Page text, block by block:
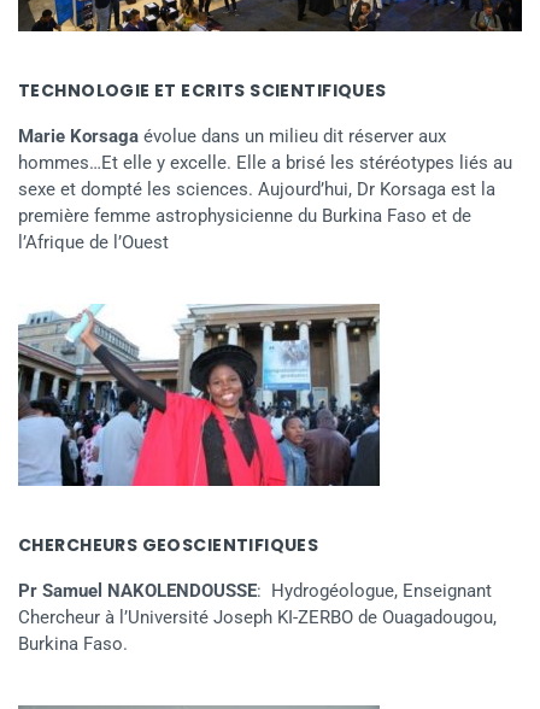
TECHNOLOGIE ET ECRITS SCIENTIFIQUES
Marie Korsaga évolue dans un milieu dit réserver aux
hommes…Et elle y excelle. Elle a brisé les stéréotypes liés au
sexe et dompté les sciences. Aujourd’hui, Dr Korsaga est la
première femme astrophysicienne du Burkina Faso et de
l’Afrique de l’Ouest
CHERCHEURS GEOSCIENTIFIQUES
Pr Samuel NAKOLENDOUSSE: Hydrogéologue, Enseignant
Chercheur à l’Université Joseph KI-ZERBO de Ouagadougou,
Burkina Faso.